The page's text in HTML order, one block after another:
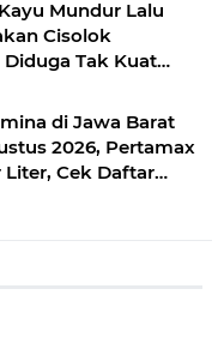
Mundur Lalu
Cisolok
Tak Kuat
di Jawa Barat
2026, Pertamax
Liter, Cek Daftar